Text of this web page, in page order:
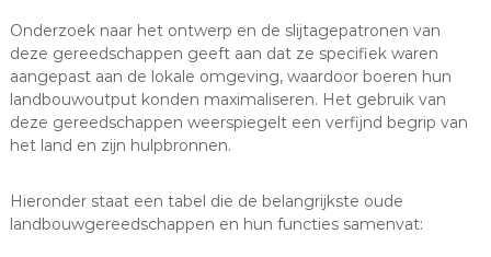
Onderzoek naar het ontwerp en de slijtagepatronen van
deze gereedschappen geeft aan dat ze specifiek waren
aangepast aan de lokale omgeving, waardoor boeren hun
landbouwoutput konden maximaliseren. Het gebruik van
deze gereedschappen weerspiegelt een verfijnd begrip van
het land en zijn hulpbronnen.
Hieronder staat een tabel die de belangrijkste oude
landbouwgereedschappen en hun functies samenvat: